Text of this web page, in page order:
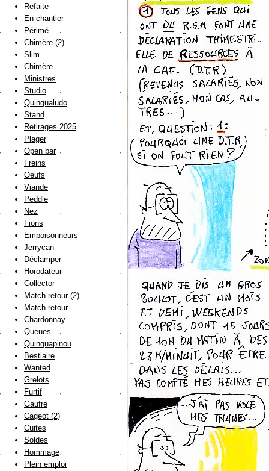
Refaite
En chantier
Périmé
Chimère (2)
Slim
Chimère
Ministres
Studio
Quinqualudo
Stand
Retirages 2025
Plager
Open bar
Freins
Oeufs
Viande
Peddle
Nez
Fions
Empoisonneurs
Jerrycan
Déclamper
Horodateur
Collector
Match retour (2)
Match retour
Chardonnay
Queues
Quinquapinou
Bestiaire
Wanted
Grelots
Furtif
Gaufre
Cageot (2)
Cuites
Soldes
Hommage
Plein emploi